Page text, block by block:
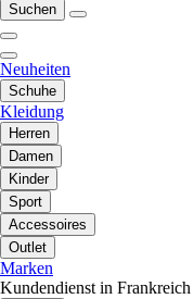
Suchen
Neuheiten
Schuhe
Kleidung
Herren
Damen
Kinder
Sport
Accessoires
Outlet
Marken
Kundendienst in Frankreich